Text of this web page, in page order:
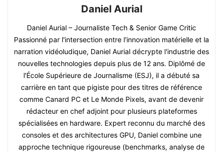
Daniel Aurial
Daniel Aurial – Journaliste Tech & Senior Game Critic
Passionné par l'intersection entre l'innovation matérielle et la
narration vidéoludique, Daniel Aurial décrypte l'industrie des
nouvelles technologies depuis plus de 12 ans. Diplômé de
l'École Supérieure de Journalisme (ESJ), il a débuté sa
carrière en tant que pigiste pour des titres de référence
comme Canard PC et Le Monde Pixels, avant de devenir
rédacteur en chef adjoint pour plusieurs plateformes
spécialisées en hardware. Expert reconnu du marché des
consoles et des architectures GPU, Daniel combine une
approche technique rigoureuse (benchmarks, analyse de